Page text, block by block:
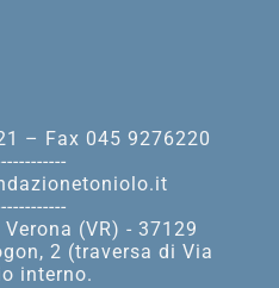
– Fax 045 9276220
(VR) - 37129
2 (traversa di Via
interno.